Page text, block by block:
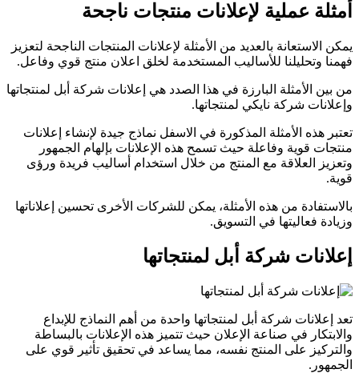
أمثلة عملية لإعلانات منتجات ناجحة
يمكن الاستعانة بالعديد من الأمثلة لإعلانات المنتجات الناجحة لتعزيز
فهمنا وتحليلنا للأساليب المستخدمة لخلق اعلان منتج قوي وفاعل.
من بين الأمثلة البارزة في هذا الصدد هي إعلانات شركة أبل لمنتجاتها
وإعلانات شركة نايكي لمنتجاتها.
تعتبر هذه الأمثلة المذكورة في الاسفل نماذج جيدة لإنشاء إعلانات
منتجات قوية وفاعلة حيث تسمح هذه الإعلانات بإلهام الجمهور
وتعزيز العلاقة مع المنتج من خلال استخدام أساليب فريدة ورؤى
قوية.
بالاستفادة من هذه الأمثلة، يمكن للشركات الأخرى تحسين إعلاناتها
وزيادة فعاليتها في التسويق.
إعلانات شركة أبل لمنتجاتها
تعد إعلانات شركة أبل لمنتجاتها واحدة من أهم النماذج للإبداع
والابتكار في صناعة الإعلان حيث تتميز هذه الإعلانات بالبساطة
والتركيز على المنتج نفسه، مما يساعد في تحقيق تأثير قوي على
الجمهور.